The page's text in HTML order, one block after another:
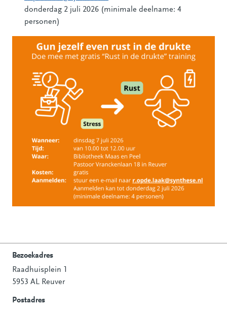
donderdag 2 juli 2026 (minimale deelname: 4
personen)
Contactinformatie
Bezoekadres
Raadhuisplein 1
5953 AL Reuver
Postadres